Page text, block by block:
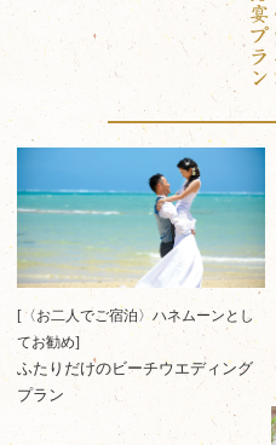
[〈お二人でご宿泊〉ハネムーンとし
てお勧め]
ふたりだけのビーチウエディング
プラン